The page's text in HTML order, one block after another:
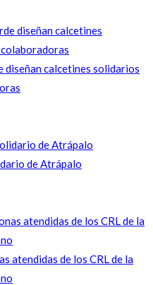
diseñan calcetines solidarios
de Atrápalo
atendidas de los CRL de la